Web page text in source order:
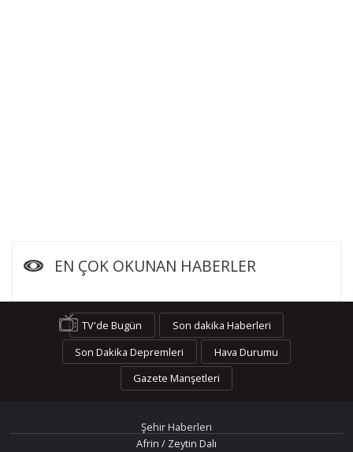
EN ÇOK OKUNAN HABERLER
TV'de Bugün
Son dakika Haberleri
Son Dakika Depremleri
Hava Durumu
Gazete Manşetleri
Şehir Haberleri
Afrin / Zeytin Dalı